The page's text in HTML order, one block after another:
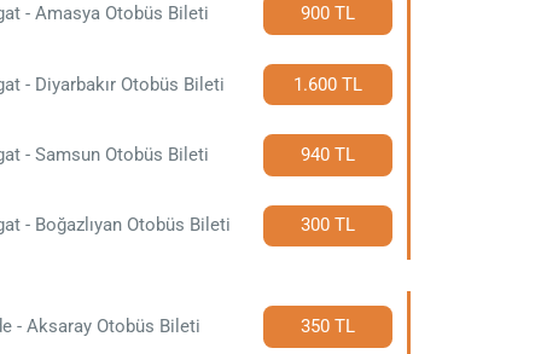
- Amasya Otobüs Bileti 900 TL
- Diyarbakır Otobüs Bileti 1.600 TL
- Samsun Otobüs Bileti 940 TL
- Boğazlıyan Otobüs Bileti 300 TL
- Aksaray Otobüs Bileti 350 TL